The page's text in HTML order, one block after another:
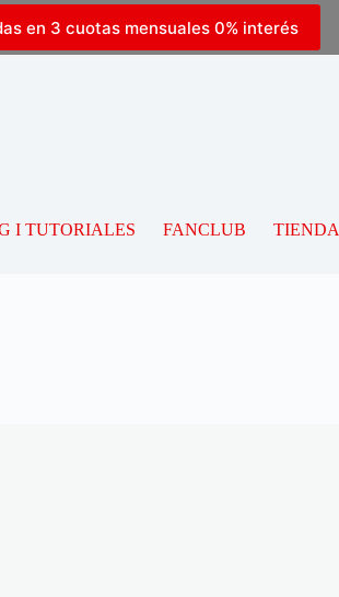
en 3 cuotas mensuales 0% interés
I TUTORIALES FANCLUB TIENDA